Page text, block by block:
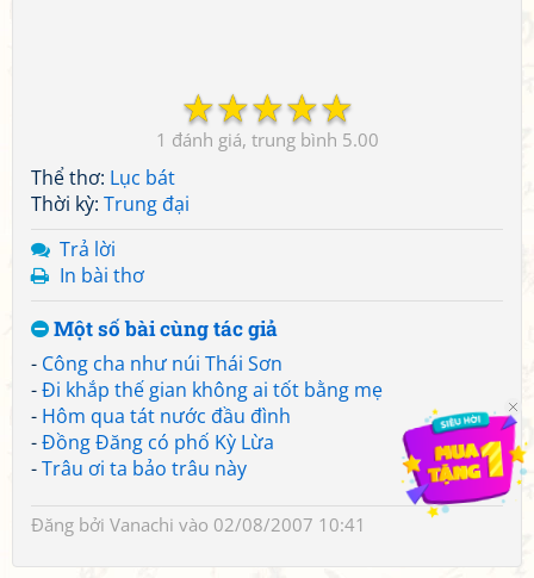
☆
☆
☆
☆
☆
1 5.00
Thể thơ: Lục bát
Thời kỳ: Trung đại
Trả lời
In bài thơ
Một số bài cùng tác giả
- Công cha như núi Thái Sơn
-Đi khắp thế gian không ai tốt bằng mẹ
- Hôm qua tát nước đầu đình
-Đồng Đăng có phố Kỳ Lừa
-Trâu ơi ta bảo trâu này
Đăng bởi Vanachi vào 02/08/2007 10:41